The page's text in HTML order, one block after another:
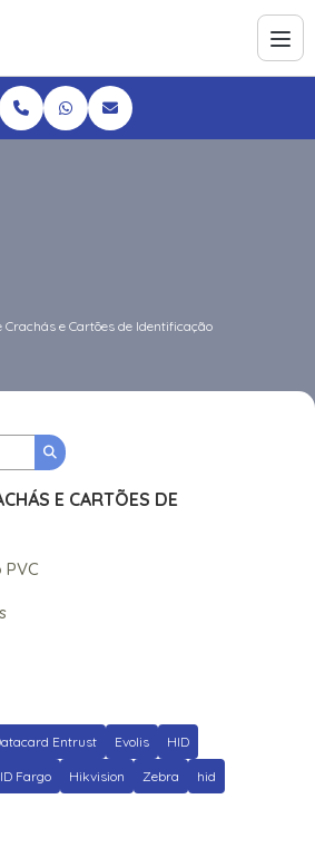
Crachás e Cartões de Identificação
E CARTÕES DE
Entrust Evolis HID
Fargo Hikvision Zebra hid